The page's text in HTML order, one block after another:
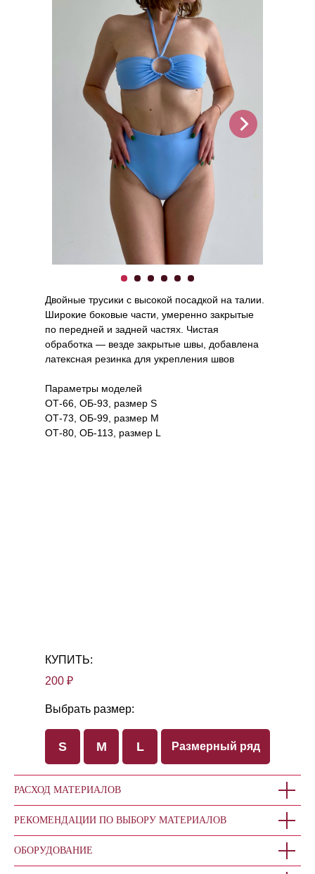
Двойные трусики с высокой посадкой на талии.
Широкие боковые части, умеренно закрытые
по передней и задней частях. Чистая
обработка — везде закрытые швы, добавлена
латексная резинка для укрепления швов
Параметры моделей
ОТ-66, ОБ-93, размер S
ОТ-73, ОБ-99, размер M
ОТ-80, ОБ-113, размер L
S
Выбрать размер:
М L Размерный ряд
КУПИТЬ:
200 ₽
РАСХОД МАТЕРИАЛОВ
РЕКОМЕНДАЦИИ ПО ВЫБОРУ МАТЕРИАЛОВ
ОБОРУДОВАНИЕ